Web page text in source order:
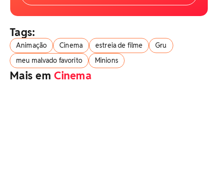
Tags:
Animação Cinema estreia de filme
Gru
meu malvado favorito
Minions
Mais emCinema